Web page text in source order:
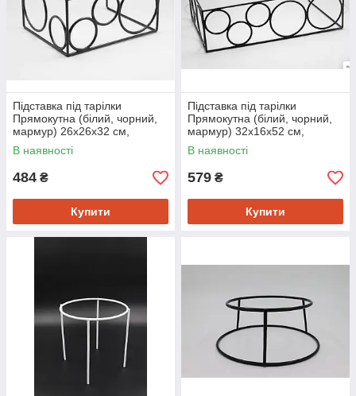
Підставка під тарілки
Прямокутна (білий, чорний,
мармур) 26х26х32 см,
металева, для сервірування і
декору
В наявності
484 ₴
Купити
Підставка під тарілки
Прямокутна (білий, чорний,
мармур) 32х16х52 см,
металева, для сервірування і
декору
В наявності
579 ₴
Купити